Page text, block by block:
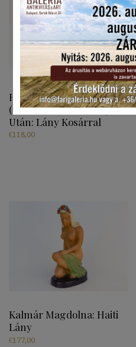
H. Ráhmer Mária
(Hartmann Lászlóné)
Után: Lány Kosárral
€118,00
Kalmár Magdolna: Haiti
Lány
€177,00